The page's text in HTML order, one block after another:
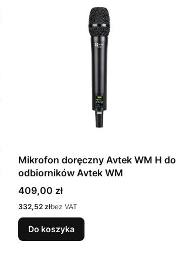
Mikrofon doręczny Avtek WM H do
odbiorników Avtek WM
Cena
409,00 zł
Cena
332,52 złbez VAT
Do koszyka